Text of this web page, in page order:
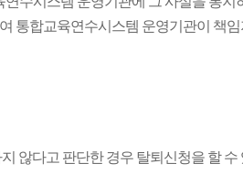
통합교육연수시스템 운영기관이 책
않다고 판단한 경우 탈퇴신청을 할 수